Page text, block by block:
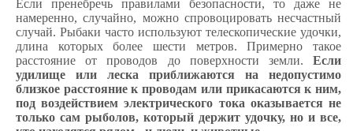
Если пренебречь правилами безопасности, то даже не
намеренно, случайно, можно спровоцировать несчастный
случай. Рыбаки часто используют телескопические удочки,
длина которых более шести метров. Примерно такое
расстояние от проводов до поверхности земли. Если
удилище или леска приближаются на недопустимо
близкое расстояние к проводам или прикасаются к ним,
под воздействием электрического тока оказывается не
только сам рыболов, который держит удочку, но и все,